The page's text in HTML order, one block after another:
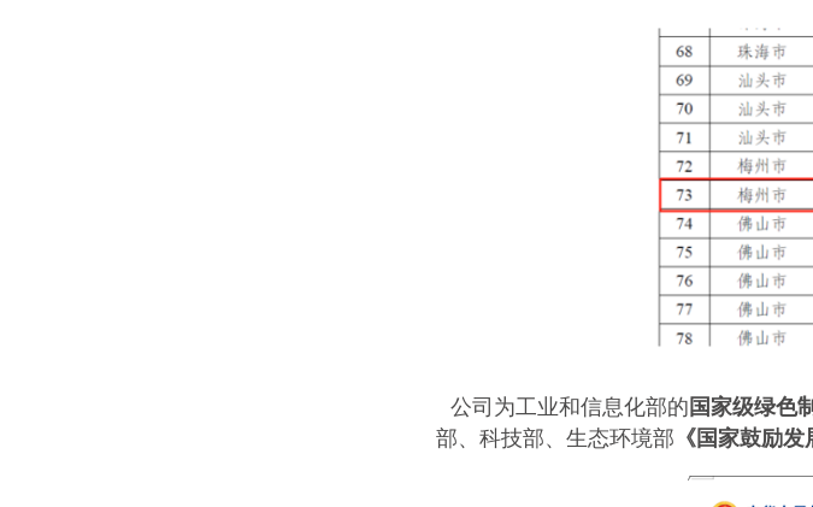
公司为工业和信息化部的 国家级绿色
部、科技部、生态环境部 《国家鼓励